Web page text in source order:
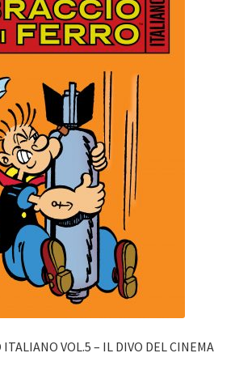
ITALIANO VOL.5 – IL DIVO DEL CINEMA